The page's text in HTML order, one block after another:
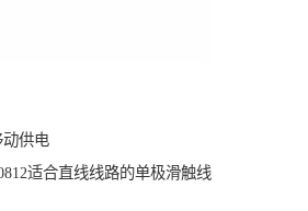
动供电
适合直线线路的单极滑触线